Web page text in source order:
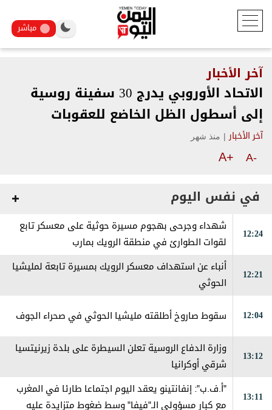
مباشر
آخر الأخبار
الاتحاد الأوروبي يدرج 30 سفينة روسية
إلى أسطول الظل الخاضع للعقوبات
آخر الأخبار | منذ شهر
A-
A+
في نفس اليوم
12:24
شهداء وجرحى بهجوم مسيرة حوثية على معسكر تابع
لقوات الطوارئ في منطقة الرويك بمارب
12:21
أنباء عن استهداف معسكر الرويك بمسيرة تابعة لمليشيا
الحوثي
12:04 سقوط صاروخ أطلقته مليشيا الحوثي في صحراء الجوف
13:12
وزارة الدفاع الروسية تعلن السيطرة على بلدة زيرنيتسيا
شرقي أوكرانيا
13:11
"أ.ف.ب": إنفانتينو يعقد اليوم اجتماعا طارئا في المغرب
مع كبار مسؤولي الـ"فيفا" وسط ضغوط متزايدة عليه